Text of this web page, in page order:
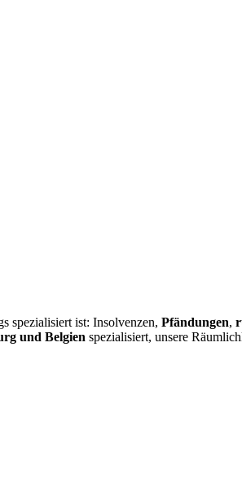
spezialisiert ist: Insolvenzen, Pfändungen,
und Belgien spezialisiert, unsere